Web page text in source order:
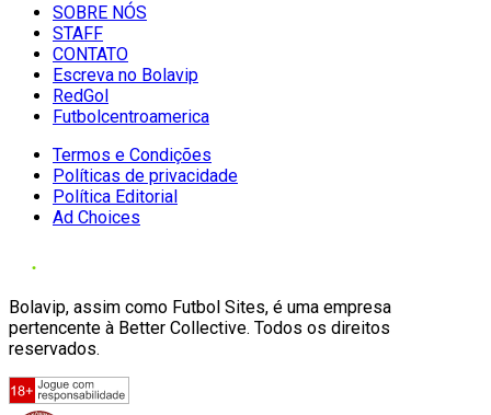
SOBRE NÓS
STAFF
CONTATO
Escreva no Bolavip
RedGol
Futbolcentroamerica
Termos e Condições
Políticas de privacidade
Política Editorial
Ad Choices
Bolavip, assim como Futbol Sites, é uma empresa
pertencente à Better Collective. Todos os direitos
reservados.